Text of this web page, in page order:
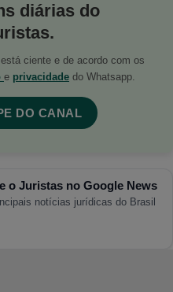
diárias do
ciente e de acordo com os
e privacidade do Whatsapp.
DO CANAL
o Juristas no Google News
notícias jurídicas do Brasil